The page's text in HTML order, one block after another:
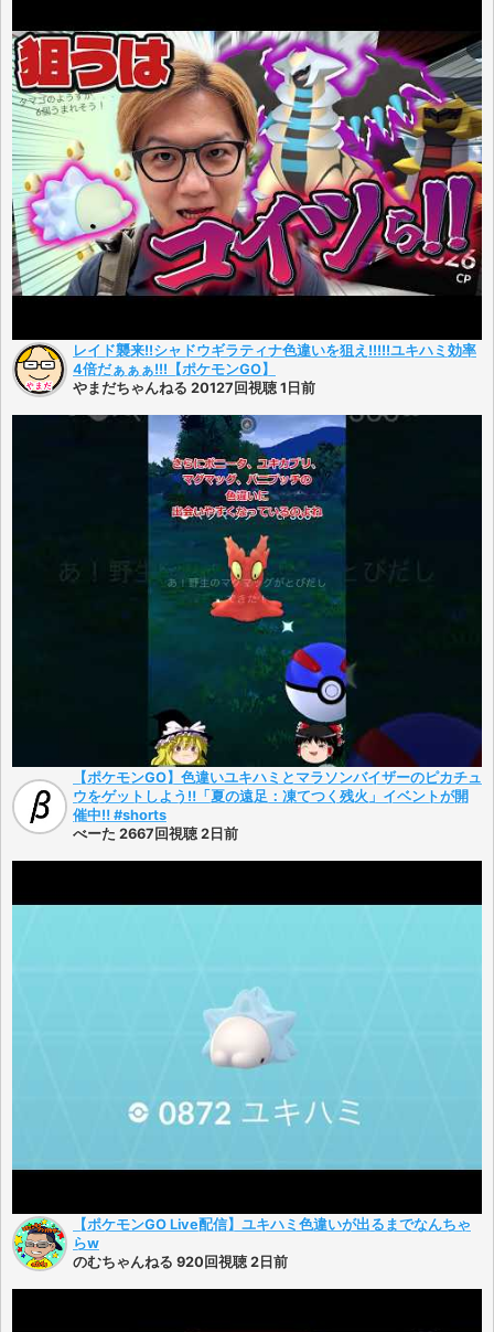
レイド襲来!!シャドウギラティナ色違いを狙え!!!!!ユキハミ効率
4倍だぁぁぁ!!!【ポケモンGO】
やまだちゃんねる 20127回視聴 1日前
【ポケモンGO】色違いユキハミとマラソンバイザーのピカチュ
ウをゲットしよう‼「夏の遠足：凍てつく残火」イベントが開
催中‼ #shorts
べーた 2667回視聴 2日前
【ポケモンGO Live配信】ユキハミ色違いが出るまでなんちゃ
らw
のむちゃんねる 920回視聴 2日前